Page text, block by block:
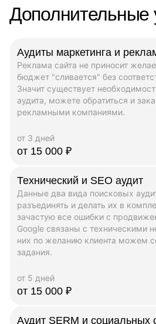
Дополнительные
Аудиты маркетинга и
Реклама сайта не приносит
бюджет "сливается" без
Значит существует
аудита, можете обратиться и
рекламными компаниями.
от 3 дней
от 15 000 ₽
Технический и SEO аудит
Данные два вида поисковых
разъединять и делать их в
зачастую все ошибки с
Google связаны с техническими
них по желанию клиента можем
задания.
от 5 дней
от 15 000 ₽
Аудит SERM и социальных